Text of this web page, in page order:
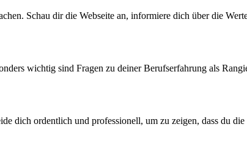
Schau dir die Webseite an, informiere dich über die
wichtig sind Fragen zu deiner Berufserfahrung als
dich ordentlich und professionell, um zu zeigen, dass du